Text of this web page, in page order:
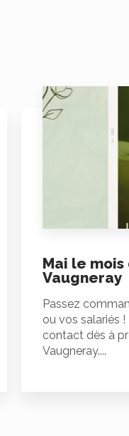
Mai le
Vaugneray
Passez
ou vos salariés
contact dès à
Vaugneray....